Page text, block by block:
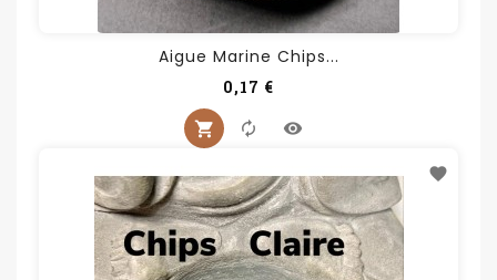
Aigue Marine Chips...
0,17 €